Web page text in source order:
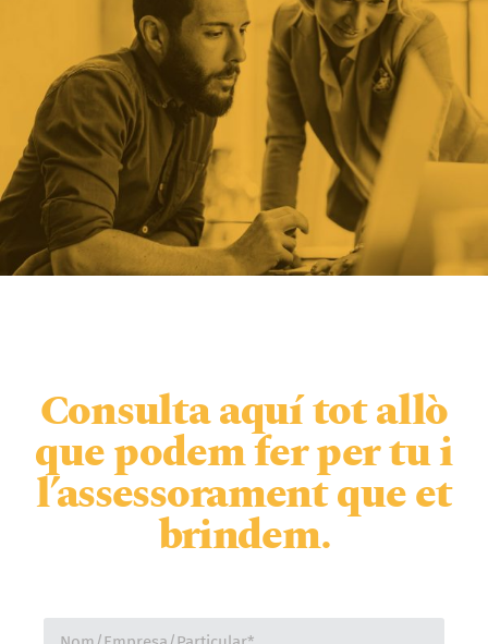
Consulta aquí tot allò
que podem fer per tu i
l’assessorament que et
brindem.